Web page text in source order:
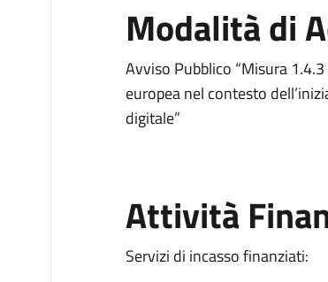
Modalità di
Avviso Pubblico “Misura
europea nel contesto
digitale”
Attività
Servizi di incasso finanziati: